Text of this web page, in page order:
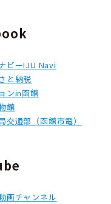
ビーIJU Navi
と納税
ンin函館
館
交通部（函館市電）
画チャンネル